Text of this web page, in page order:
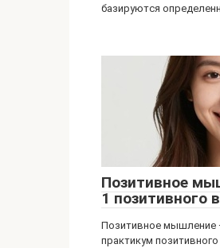
базируются
Позитивное
1 позитивного
Позитивное мышление
практикум